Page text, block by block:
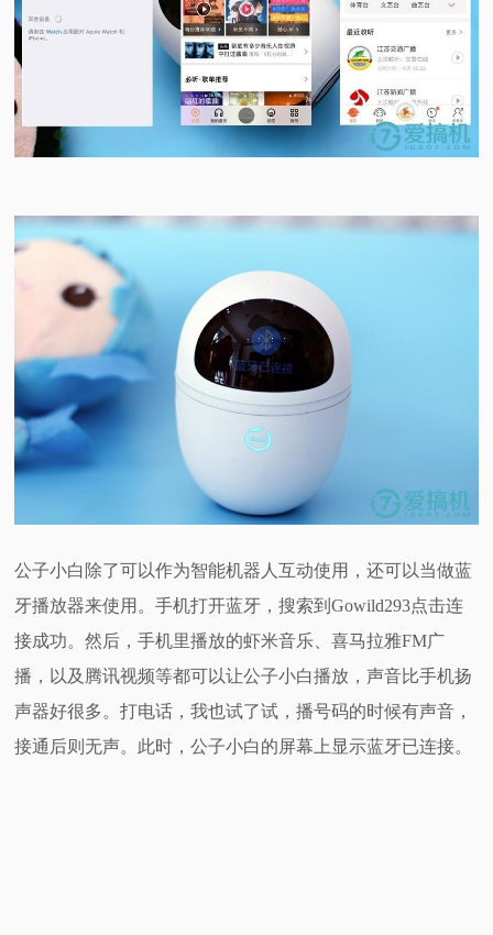
公子小白除了可以作为智能机器人互动使用，还可以当做蓝
牙播放器来使用。手机打开蓝牙，搜索到Gowild293点击连
接成功。然后，手机里播放的虾米音乐、喜马拉雅FM广
播，以及腾讯视频等都可以让公子小白播放，声音比手机扬
声器好很多。打电话，我也试了试，播号码的时候有声音，
接通后则无声。此时，公子小白的屏幕上显示蓝牙已连接。